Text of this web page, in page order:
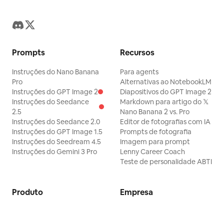
Prompts
Instruções do Nano Banana
Pro
Instruções do GPT Image 2
Instruções do Seedance
2.5
Instruções do Seedance 2.0
Instruções do GPT Image 1.5
Instruções do Seedream 4.5
Instruções do Gemini 3 Pro
Recursos
Para agents
Alternativas ao NotebookLM
Diapositivos do GPT Image 2
Markdown para artigo do 𝕏
Nano Banana 2 vs. Pro
Editor de fotografias com IA
Prompts de fotografia
Imagem para prompt
Lenny Career Coach
Teste de personalidade ABTI
Produto Empresa